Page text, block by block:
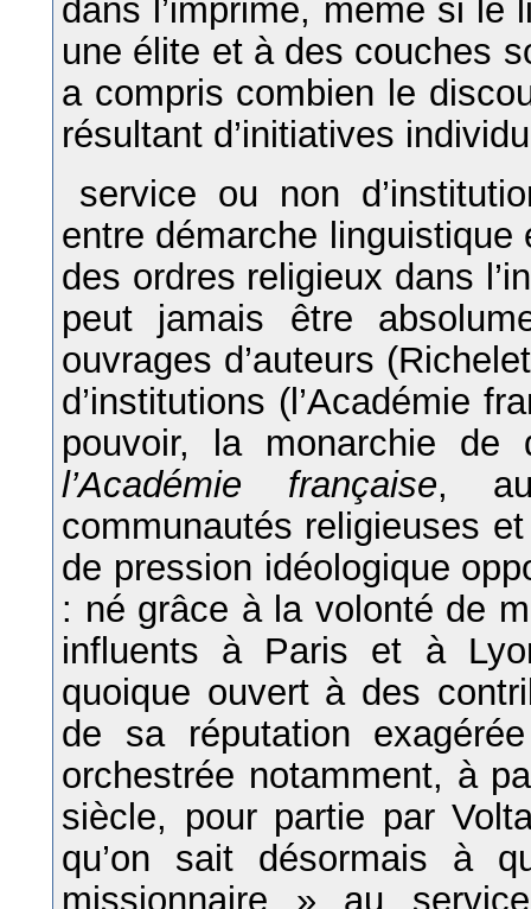
dans l’imprimé, même si le
une élite et à des couches
a compris combien le
résultant d’initiatives
service ou non
entre démarche
des ordres religieux dans
peut jamais être
ouvrages d’auteurs
d’institutions (l’Académie
pouvoir, la monarchie
l’Académie française,
communautés religieuses
de pression idéologique
: né grâce à la volonté de
influents à Paris et à
quoique ouvert à des
de sa réputation
orchestrée notamment, à
siècle, pour partie par
qu’on sait désormais à
missionnaire » au